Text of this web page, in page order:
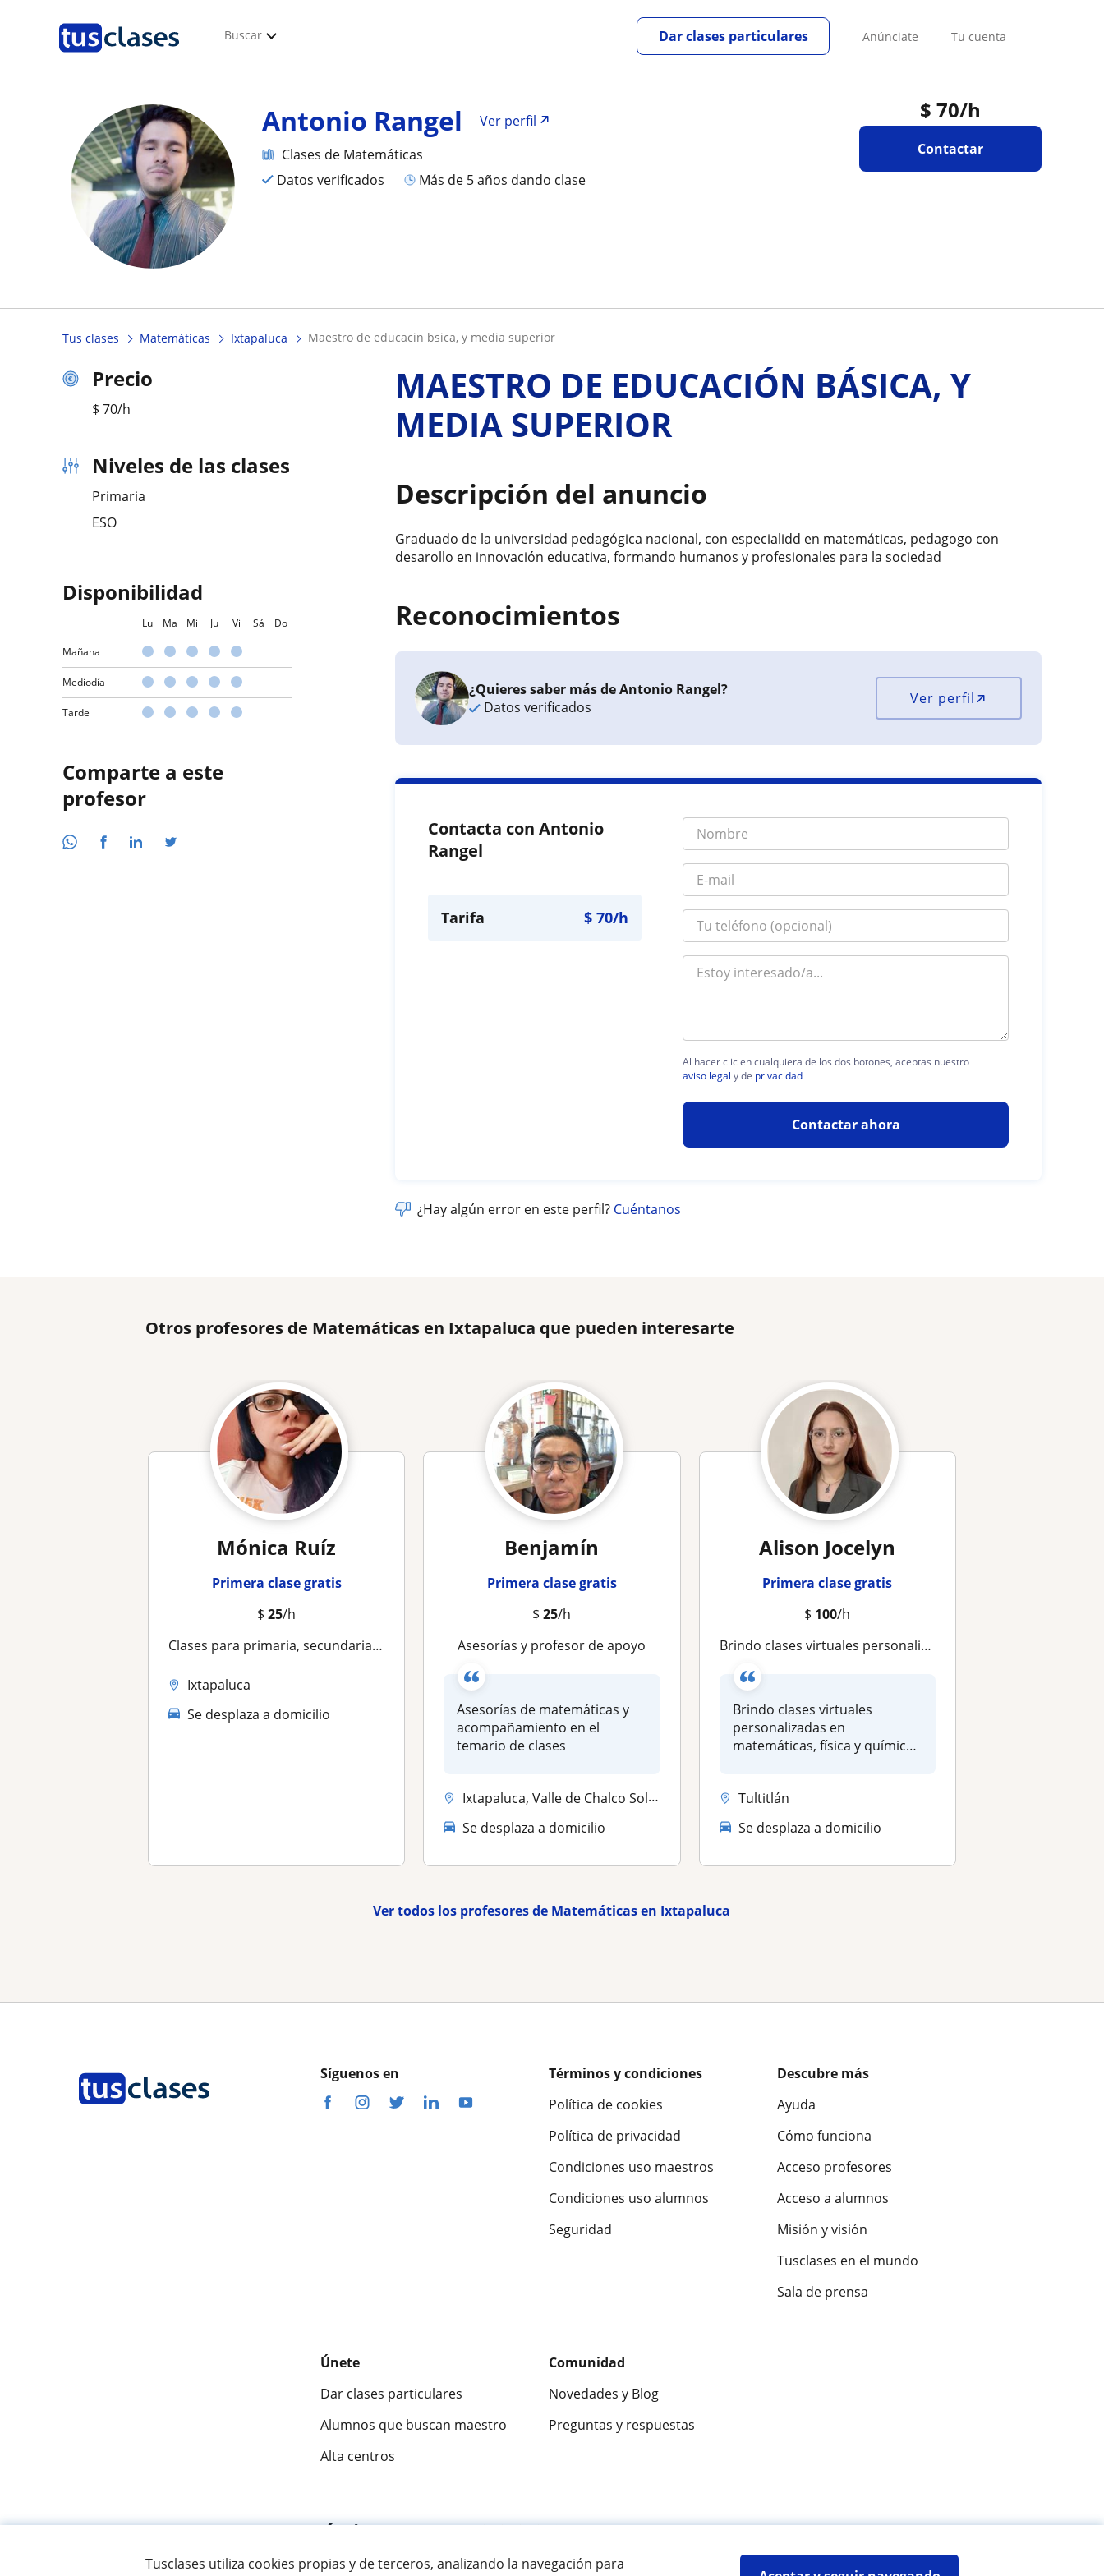
Tusclases utiliza cookies propias y de terceros, analizando la navegación para
Buscar Anúnciate Tu cuenta
Dar clases particulares
$ 70/h
Contactar
Antonio Rangel
Ver perfil
Clases de Matemáticas
Datos verificados
más de 5 años dando clase
Tus clases Matemáticas Ixtapaluca maestro de educacin bsica, y media superior
Precio
$ 70/h
Niveles de las clases
Primaria
ESO
Disponibilidad
Lu Ma Mi Ju Vi Sá Do
Mañana
Mediodía
Tarde
Comparte a este
profesor
MAESTRO DE EDUCACIÓN BÁSICA, Y
MEDIA SUPERIOR
Descripción del anuncio
Graduado de la universidad pedagógica nacional, con especialidd en matemáticas, pedagogo con
desarollo en innovación educativa, formando humanos y profesionales para la sociedad
Reconocimientos
¿Quieres saber más de Antonio Rangel?
Datos verificados
Ver perfil
Contacta con Antonio
Rangel
Tarifa $70/h
Al hacer clic en cualquiera de los dos botones, aceptas nuestro
aviso legal y de privacidad
Contactar ahora
¿Hay algún error en este perfil? Cuéntanos
Otros profesores de Matemáticas en Ixtapaluca que pueden interesarte
Mónica Ruíz
Primera clase gratis
$25/h
Clases para primaria, secundaria y medio superior
Ixtapaluca
Se desplaza a domicilio
Benjamín
Primera clase gratis
$25/h
Asesorías y profesor de apoyo
Asesorías de matemáticas y
acompañamiento en el
temario de clases
Ixtapaluca, Valle de Chalco Solidaridad
Se desplaza a domicilio
Alison Jocelyn
Primera clase gratis
$ 100/h
Brindo clases virtuales personalizadas en matemáticas, física y química, adaptadas al nivel y ritmo de cada estudiante
Brindo clases virtuales
personalizadas en
matemáticas, física y química,
Tultitlán
Se desplaza a domicilio
Ver todos los profesores de Matemáticas en Ixtapaluca
Síguenos en
Términos y condiciones
Política de cookies
Política de privacidad
Condiciones uso maestros
Condiciones uso alumnos
Seguridad
Descubre más
Ayuda
Cómo funciona
Acceso profesores
Acceso a alumnos
Misión y visión
Tusclases en el mundo
Sala de prensa
Únete
Dar clases particulares
Alumnos que buscan maestro
Alta centros
Comunidad
Novedades y Blog
Preguntas y respuestas
Fantástica 9,5/10 ★★★★★